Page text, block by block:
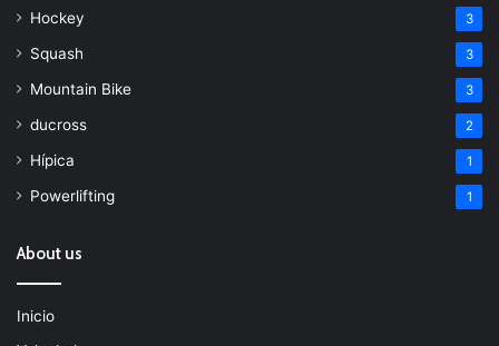
Hockey 3
Squash 3
Mountain Bike 3
ducross 2
Hípica 1
Powerlifting 1
About us
Inicio